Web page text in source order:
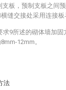
法
支板，预制支板之间
缝交接处采用连接板
求9所述的砌体墙加固
12mm。